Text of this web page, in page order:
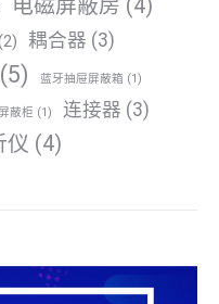
电磁屏蔽房 (4)
耦合器 (3)
(5) 蓝牙抽屉屏蔽箱 (1)
蔽柜 (1) 连接器 (3)
仪 (4)